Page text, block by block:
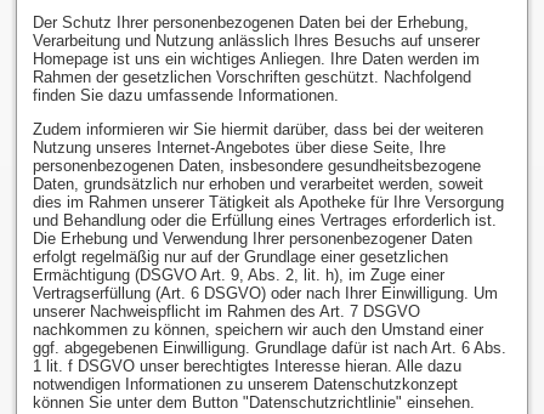
Der Schutz Ihrer personenbezogenen Daten bei der Erhebung,
Verarbeitung und Nutzung anlässlich Ihres Besuchs auf unserer
Homepage ist uns ein wichtiges Anliegen. Ihre Daten werden im
Rahmen der gesetzlichen Vorschriften geschützt. Nachfolgend
finden Sie dazu umfassende Informationen.
Zudem informieren wir Sie hiermit darüber, dass bei der weiteren
Nutzung unseres Internet-Angebotes über diese Seite, Ihre
personenbezogenen Daten, insbesondere gesundheitsbezogene
Daten, grundsätzlich nur erhoben und verarbeitet werden, soweit
dies im Rahmen unserer Tätigkeit als Apotheke für Ihre Versorgung
und Behandlung oder die Erfüllung eines Vertrages erforderlich ist.
Die Erhebung und Verwendung Ihrer personenbezogener Daten
erfolgt regelmäßig nur auf der Grundlage einer gesetzlichen
Ermächtigung (DSGVO Art. 9, Abs. 2, lit. h), im Zuge einer
Vertragserfüllung (Art. 6 DSGVO) oder nach Ihrer Einwilligung. Um
unserer Nachweispflicht im Rahmen des Art. 7 DSGVO
nachkommen zu können, speichern wir auch den Umstand einer
ggf. abgegebenen Einwilligung. Grundlage dafür ist nach Art. 6 Abs.
1 lit. f DSGVO unser berechtigtes Interesse hieran. Alle dazu
notwendigen Informationen zu unserem Datenschutzkonzept
können Sie unter dem Button "Datenschutzrichtlinie" einsehen.